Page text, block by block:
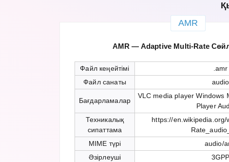
AMR
AMR — Adaptive Multi-Rate
Файл кеңейтімі
.amr
Файл санаты
audio
Бағдарламалар
VLC media player Windows
Player
Техникалық
сипаттама
https://
MIME түрі
audio/
Әзірлеуші
3GPP